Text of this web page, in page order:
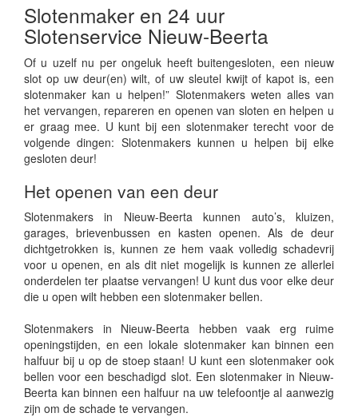
Slotenmaker en 24 uur
Slotenservice Nieuw-Beerta
Of u uzelf nu per ongeluk heeft buitengesloten, een nieuw
slot op uw deur(en) wilt, of uw sleutel kwijt of kapot is, een
slotenmaker kan u helpen!” Slotenmakers weten alles van
het vervangen, repareren en openen van sloten en helpen u
er graag mee. U kunt bij een slotenmaker terecht voor de
volgende dingen: Slotenmakers kunnen u helpen bij elke
gesloten deur!
Het openen van een deur
Slotenmakers in Nieuw-Beerta kunnen auto’s, kluizen,
garages, brievenbussen en kasten openen. Als de deur
dichtgetrokken is, kunnen ze hem vaak volledig schadevrij
voor u openen, en als dit niet mogelijk is kunnen ze allerlei
onderdelen ter plaatse vervangen! U kunt dus voor elke deur
die u open wilt hebben een slotenmaker bellen.
Slotenmakers in Nieuw-Beerta hebben vaak erg ruime
openingstijden, en een lokale slotenmaker kan binnen een
halfuur bij u op de stoep staan! U kunt een slotenmaker ook
bellen voor een beschadigd slot. Een slotenmaker in Nieuw-
Beerta kan binnen een halfuur na uw telefoontje al aanwezig
zijn om de schade te vervangen.